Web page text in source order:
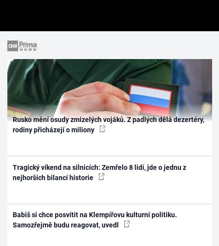
Rusko mění osudy zmizelých vojáků. Z padlých dělá dezertéry,
rodiny přicházejí o miliony
Tragický víkend na silnicích: Zemřelo 8 lidí, jde o jednu z
nejhorších bilancí historie
Babiš si chce posvítit na Klempířovu kulturní politiku.
Samozřejmě budu reagovat, uvedl